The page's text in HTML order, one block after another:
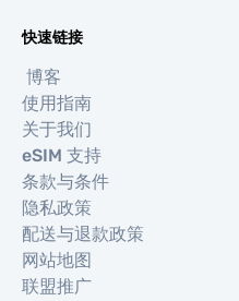
快速链接
博客
使用指南
关于我们
eSIM 支持
条款与条件
隐私政策
配送与退款政策
网站地图
联盟推广